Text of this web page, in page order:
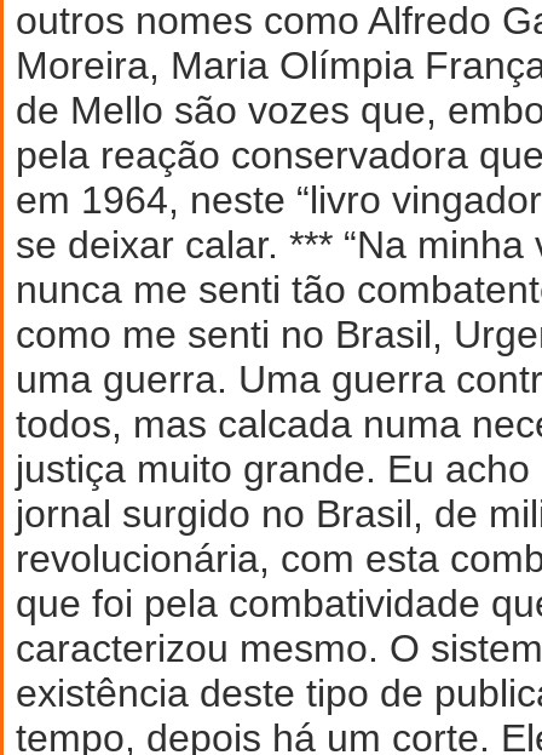
outros nomes como Alfredo
Moreira, Maria Olímpia
de Mello são vozes que,
pela reação conservadora
em 1964, neste “livro
se deixar calar. *** “Na
nunca me senti tão
como me senti no Brasil,
uma guerra. Uma guerra
todos, mas calcada numa
justiça muito grande. Eu
jornal surgido no Brasil, de
revolucionária, com esta
que foi pela combatividade
caracterizou mesmo. O
existência deste tipo de
tempo, depois há um corte.